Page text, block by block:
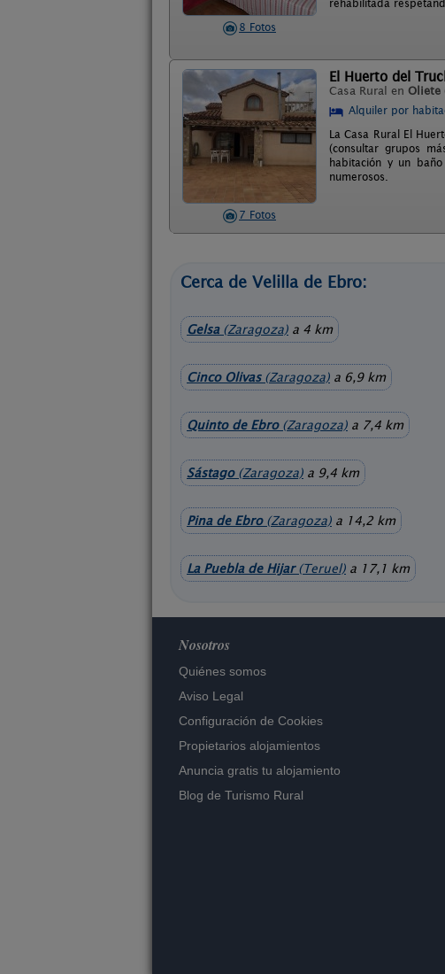
8 Fotos
rehabilitada
7 Fotos
El Huerto del
Casa Rural en Oliete
Alquiler por
La Casa Rural El
(consultar grupos
habitación y un
numerosos.
Cerca de Velilla de Ebro:
Gelsa(Zaragoza) a 4 km
Cinco Olivas(Zaragoza) a 6,9 km
Quinto de Ebro(Zaragoza) a 7,4 km
Sástago(Zaragoza) a 9,4 km
Pina de Ebro(Zaragoza) a 14,2 km
La Puebla de Hijar(Teruel) a 17,1 km
Nosotros
Quiénes somos
Aviso Legal
Configuración de Cookies
Propietarios alojamientos
Anuncia gratis tu alojamiento
Blog de Turismo Rural